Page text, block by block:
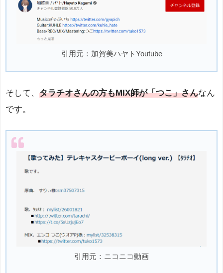
引用元：加賀美ハヤトYoutube
そして、 タラチオさんの方もMIX師が「つこ」さんなん
です。
引用元：ニコニコ動画